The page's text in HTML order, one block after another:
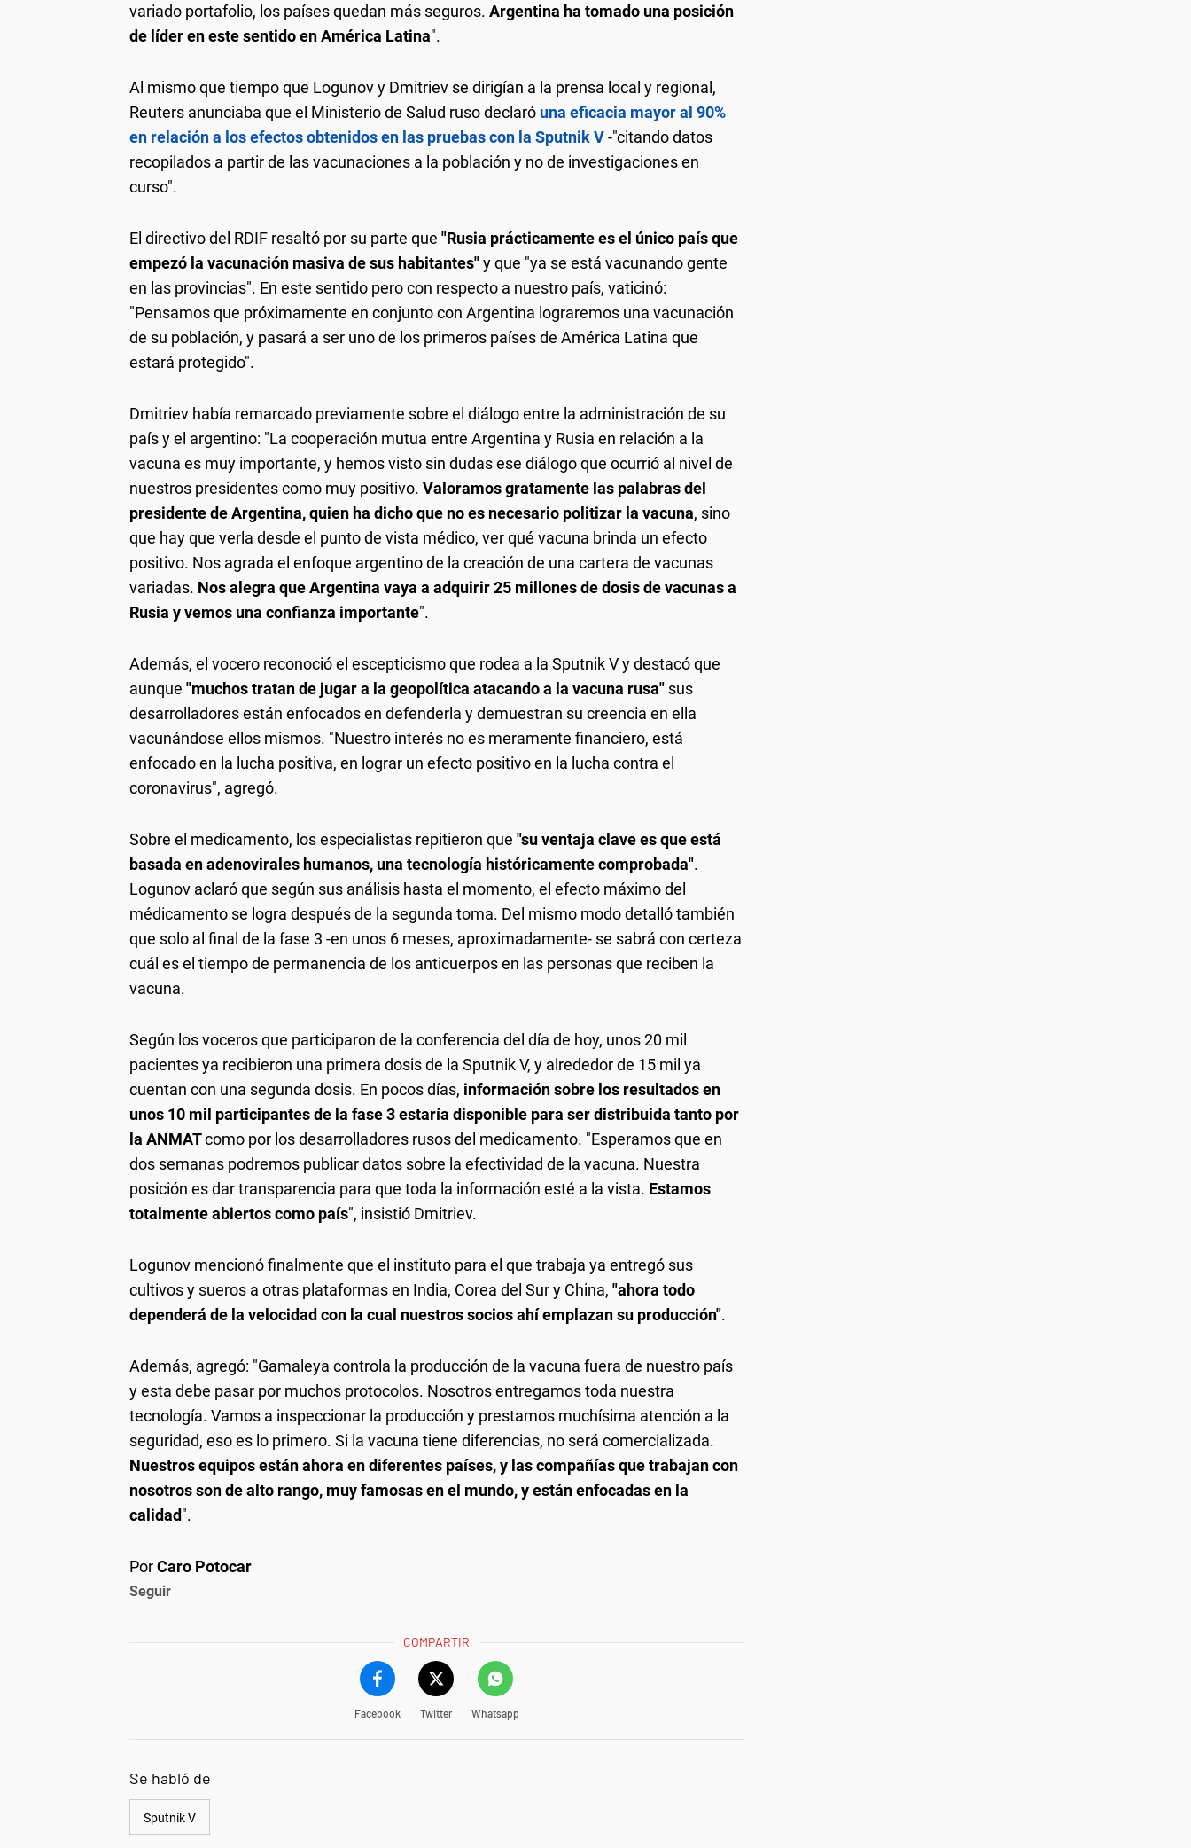
variado portafolio, los países quedan más seguros. Argentina ha tomado una posición
de líder en este sentido en América Latina".
Al mismo que tiempo que Logunov y Dmitriev se dirigían a la prensa local y regional,
Reuters anunciaba que el Ministerio de Salud ruso declaró una eficacia mayor al 90%
en relación a los efectos obtenidos en las pruebas con la Sputnik V-"citando datos
recopilados a partir de las vacunaciones a la población y no de investigaciones en
curso".
El directivo del RDIF resaltó por su parte que "Rusia prácticamente es el único país que
empezó la vacunación masiva de sus habitantes"y que "ya se está vacunando gente
en las provincias". En este sentido pero con respecto a nuestro país, vaticinó:
"Pensamos que próximamente en conjunto con Argentina lograremos una vacunación
de su población, y pasará a ser uno de los primeros países de América Latina que
estará protegido".
Dmitriev había remarcado previamente sobre el diálogo entre la administración de su
país y el argentino: "La cooperación mutua entre Argentina y Rusia en relación a la
vacuna es muy importante, y hemos visto sin dudas ese diálogo que ocurrió al nivel de
nuestros presidentes como muy positivo. Valoramos gratamente las palabras del
presidente de Argentina, quien ha dicho que no es necesario politizar la vacuna, sino
que hay que verla desde el punto de vista médico, ver qué vacuna brinda un efecto
positivo. Nos agrada el enfoque argentino de la creación de una cartera de vacunas
variadas. Nos alegra que Argentina vaya a adquirir 25 millones de dosis de vacunas a
Rusia y vemos una confianza importante".
Además, el vocero reconoció el escepticismo que rodea a la Sputnik V y destacó que
aunque "muchos tratan de jugar a la geopolítica atacando a la vacuna rusa" sus
desarrolladores están enfocados en defenderla y demuestran su creencia en ella
vacunándose ellos mismos. "Nuestro interés no es meramente financiero, está
enfocado en la lucha positiva, en lograr un efecto positivo en la lucha contra el
coronavirus", agregó.
Sobre el medicamento, los especialistas repitieron que "su ventaja clave es que está
basada en adenovirales humanos, una tecnología históricamente comprobada".
Logunov aclaró que según sus análisis hasta el momento, el efecto máximo del
médicamento se logra después de la segunda toma. Del mismo modo detalló también
que solo al final de la fase 3 -en unos 6 meses, aproximadamente- se sabrá con certeza
cuál es el tiempo de permanencia de los anticuerpos en las personas que reciben la
vacuna.
Según los voceros que participaron de la conferencia del día de hoy, unos 20 mil
pacientes ya recibieron una primera dosis de la Sputnik V, y alrededor de 15 mil ya
cuentan con una segunda dosis. En pocos días, información sobre los resultados en
unos 10 mil participantes de la fase 3 estaría disponible para ser distribuida tanto por
la ANMATcomo por los desarrolladores rusos del medicamento. "Esperamos que en
dos semanas podremos publicar datos sobre la efectividad de la vacuna. Nuestra
posición es dar transparencia para que toda la información esté a la vista. Estamos
totalmente abiertos como país", insistió Dmitriev.
Logunov mencionó finalmente que el instituto para el que trabaja ya entregó sus
cultivos y sueros a otras plataformas en India, Corea del Sur y China, "ahora todo
dependerá de la velocidad con la cual nuestros socios ahí emplazan su producción".
Además, agregó: "Gamaleya controla la producción de la vacuna fuera de nuestro país
y esta debe pasar por muchos protocolos. Nosotros entregamos toda nuestra
tecnología. Vamos a inspeccionar la producción y prestamos muchísima atención a la
seguridad, eso es lo primero. Si la vacuna tiene diferencias, no será comercializada.
Nuestros equipos están ahora en diferentes países, y las compañías que trabajan con
nosotros son de alto rango, muy famosas en el mundo, y están enfocadas en la
calidad".
PorCaro Potocar
Seguir
COMPARTIR
Facebook Twitter Whatsapp
Se habló de
Sputnik V